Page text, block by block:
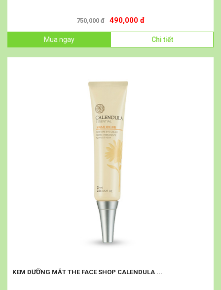
750,000 đ 490,000 đ
Mua ngay Chi tiết
KEM DƯỠNG MẮT THE FACE SHOP CALENDULA ...